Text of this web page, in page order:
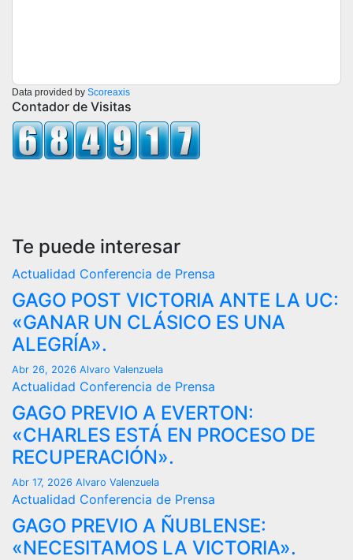
Data provided by Scoreaxis
Contador de Visitas
Te puede interesar
Actualidad Conferencia de Prensa
GAGO POST VICTORIA ANTE LA UC:
«GANAR UN CLÁSICO ES UNA
ALEGRÍA».
Abr 26, 2026 Alvaro Valenzuela
Actualidad Conferencia de Prensa
GAGO PREVIO A EVERTON:
«CHARLES ESTÁ EN PROCESO DE
RECUPERACIÓN».
Abr 17, 2026 Alvaro Valenzuela
Actualidad Conferencia de Prensa
GAGO PREVIO A ÑUBLENSE:
«NECESITAMOS LA VICTORIA».